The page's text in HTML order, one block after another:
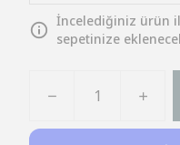
İncelediğiniz ürün
sepetinize